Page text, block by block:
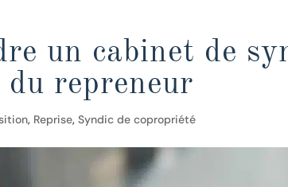
un cabinet de
du repreneur
, Reprise, Syndic de copropriété